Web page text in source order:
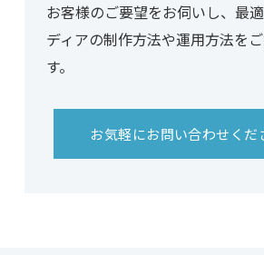
お客様のご要望をお伺いし、 最
ディアの制作方法や運用方法を
す。
お気軽にお問い合わせくだ